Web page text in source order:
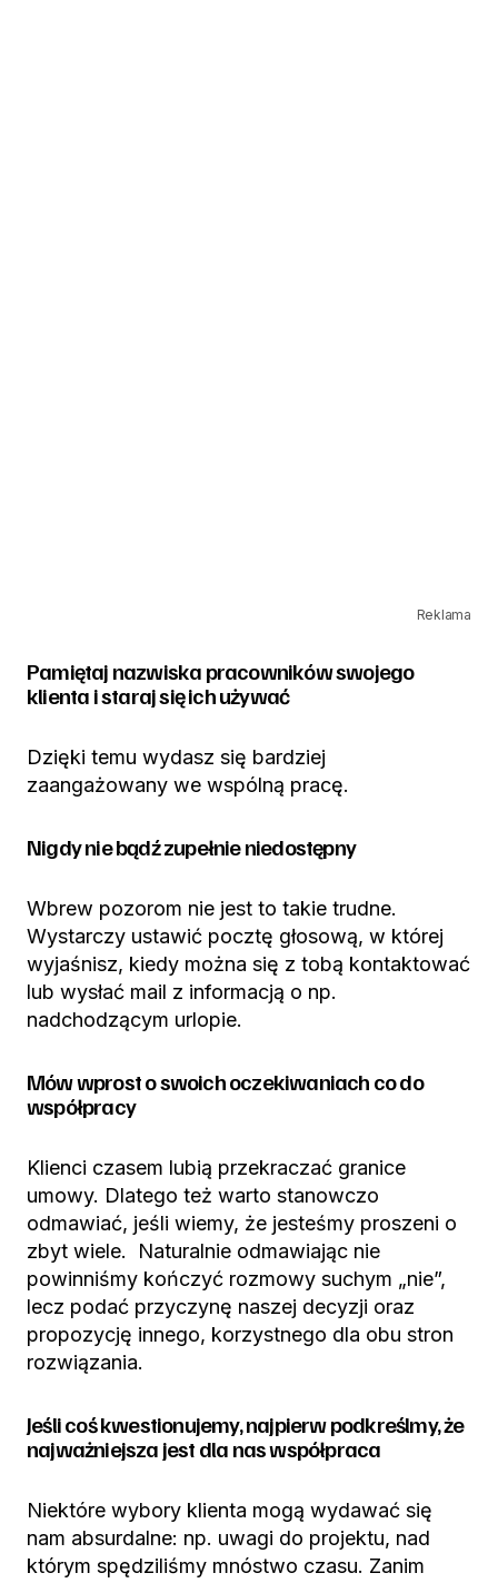
Reklama
Pamiętaj nazwiska pracowników swojego
klienta i staraj się ich używać
Dzięki temu wydasz się bardziej
zaangażowany we wspólną pracę.
Nigdy nie bądź zupełnie niedostępny
Wbrew pozorom nie jest to takie trudne.
Wystarczy ustawić pocztę głosową, w której
wyjaśnisz, kiedy można się z tobą kontaktować
lub wysłać mail z informacją o np.
nadchodzącym urlopie.
Mów wprost o swoich oczekiwaniach co do
współpracy
Klienci czasem lubią przekraczać granice
umowy. Dlatego też warto stanowczo
odmawiać, jeśli wiemy, że jesteśmy proszeni o
zbyt wiele. Naturalnie odmawiając nie
powinniśmy kończyć rozmowy suchym „nie”,
lecz podać przyczynę naszej decyzji oraz
propozycję innego, korzystnego dla obu stron
rozwiązania.
Jeśli coś kwestionujemy, najpierw podkreślmy, że
najważniejsza jest dla nas współpraca
Niektóre wybory klienta mogą wydawać się
nam absurdalne: np. uwagi do projektu, nad
którym spędziliśmy mnóstwo czasu. Zanim